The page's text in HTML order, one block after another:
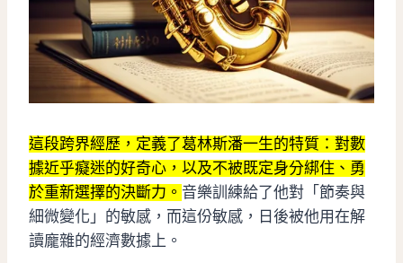
這段跨界經歷，定義了葛林斯潘一生的特質：對數
據近乎癡迷的好奇心，以及不被既定身分綁住、勇
於重新選擇的決斷力。 音樂訓練給了他對「節奏與
細微變化」的敏感，而這份敏感，日後被他用在解
讀龐雜的經濟數據上。